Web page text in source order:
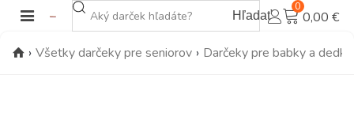
Hľadať
0
0,00 €
› Všetky darčeky pre seniorov › Darčeky pre babky a